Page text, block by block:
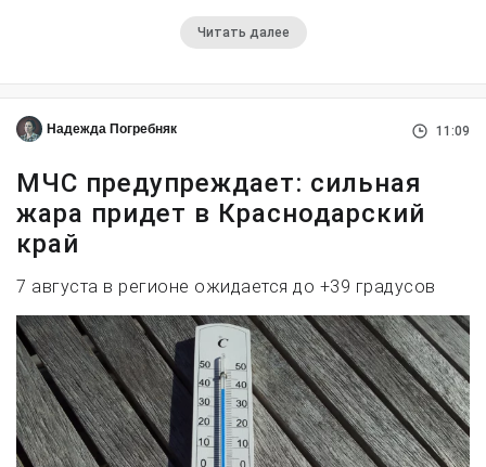
Читать далее
Надежда Погребняк 11:09
МЧС предупреждает: сильная
жара придет в Краснодарский
край
7 августа в регионе ожидается до +39 градусов